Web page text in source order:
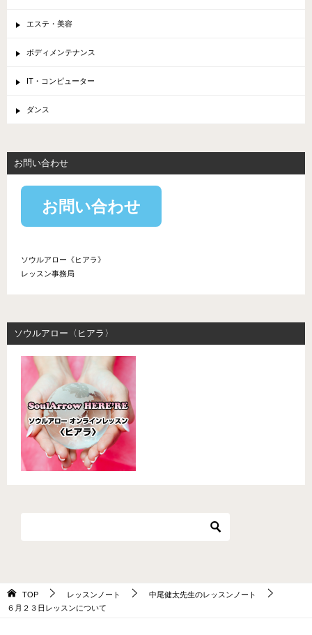
エステ・美容
ボディメンテナンス
IT・コンピューター
ダンス
お問い合わせ
お問い合わせ
ソウルアロー《ヒアラ》
レッスン事務局
ソウルアロー〈ヒアラ〉
TOP レッスンノート
中尾健太先生のレッスンノート
６月２３日レッスンについて